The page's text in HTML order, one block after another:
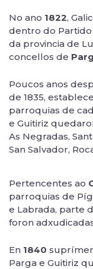
No ano 1822,
dentro do
da provincia de
concellos de
Poucos anos
de 1835,
parroquias de
e Guitiriz
As Negradas,
San Salvador,
Pertencentes ao
parroquias de
e Labrada, parte
foron
En 1840
Parga e Guitiriz